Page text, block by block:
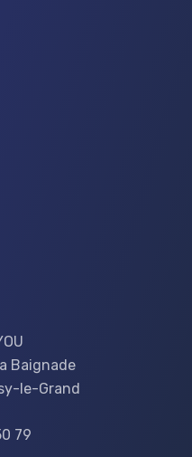
Baignade
le-Grand
79